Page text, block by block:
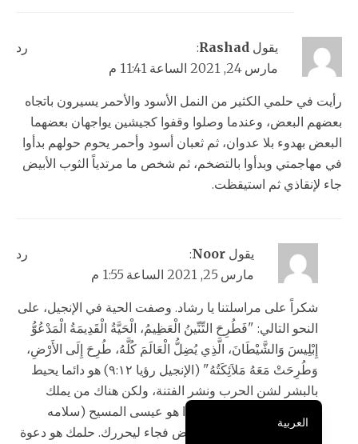
يقول Rashad
:
مارس 24, 2021 الساعة 11:41 م
رأيت في حلمي الكثير من النمل الأسود والأحمر يسيرون باتجاه
بعضهم البعض، وعندما وصلوا وقفوا كجيشين يواجهان بعضهما
البعض بهدوء بلا عدوان، ثم ثعبان أسود وأحمر يحوم حولهم بدأوا
في مهاجمتي وبدأوا بالتضخم، ثم شخص ما مرتدياً الثوب الأبيض
جاء لإنقاذي ثم استيقظت.
رد
يقول Noor
:
مارس 25, 2021 الساعة 1:55 م
شكراً على مراسلتنا يا رشاد. وصفت الحية في الإنجيل، على
النحو التالي: "فَطُرِحَ التِّنِّينُ الْعَظِيمُ، الْحَيَّةُ الْقَدِيمَةُ الْمَدْعُوُّ
إِبْلِيسَ وَالشَّيْطَانَ، الَّذِي يُضِلُّ الْعَالَمَ كُلَّهُ، طُرِحَ إِلَى الأَرْضِ،
وَطُرِحَتْ مَعَهُ مَلاَئِكَتُهُ" (الإنجيل رؤيا ٩:١٢) هو دائما يحيط
بالبشر لشن الحرب ونشر الفتنة، ولكن هناك من يملك
سلطان لهزيمة الثعبان. هذا هو عيسى المسيح (سلامه
علينا) ورأيته مرتدياً ثوباً أبيض فجاء ليحررك. حلمك هو دعوة
رد
العربية
English
Español
Português do Brasil
فارسی
Türkçe